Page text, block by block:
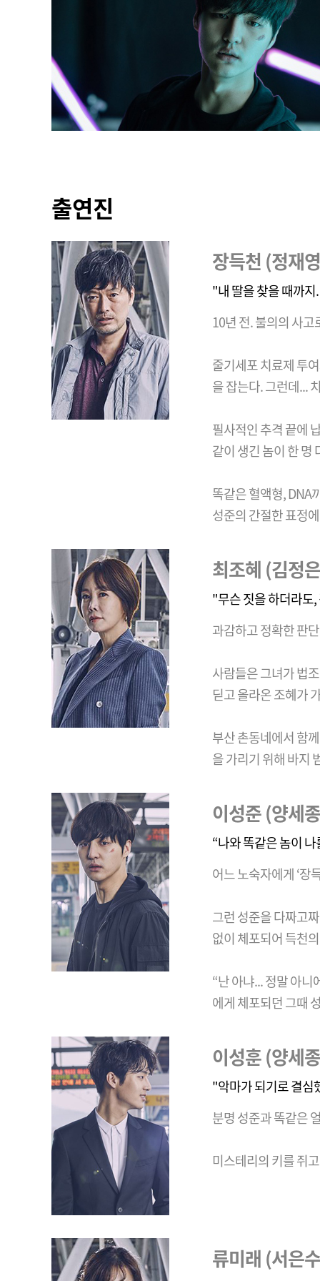
출연진
장득천 (정재
"내 딸을 찾을 때까
10년 전. 불의의 사
줄기세포 치료제 투
을 잡는다. 그런데...
필사적인 추격 끝에
같이 생긴 놈이 한 명
똑같은 혈액형, DNA
성준의 간절한 표정
최조혜 (김정
"무슨 짓을 하더라도
과감하고 정확한 판
사람들은 그녀가 법
딛고 올라온 조혜가
부산 촌동네에서 함
을 가리기 위해 바지
이성준 (양세
“나와 똑같은 놈이
어느 노숙자에게 ‘장
그런 성준을 다짜고
없이 체포되어 득천
“난 아냐... 정말 아
에게 체포되던 그때
이성훈 (양세
"악마가 되기로 결심
분명 성준과 똑같은
미스테리의 키를 쥐
류미래 (서은